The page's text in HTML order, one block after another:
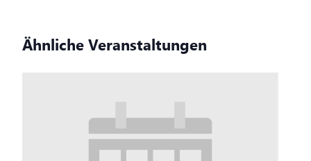
Ähnliche Veranstaltungen